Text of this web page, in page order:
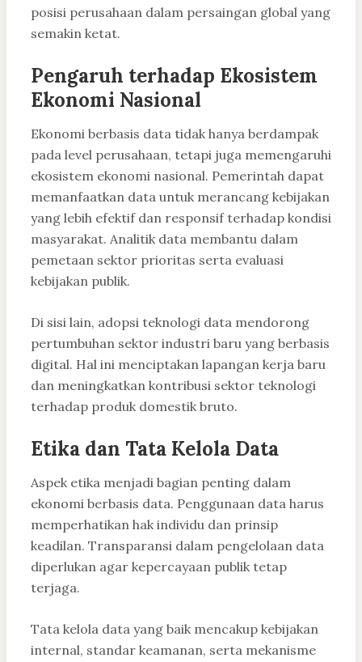
posisi perusahaan dalam persaingan global yang
semakin ketat.
Pengaruh terhadap Ekosistem
Ekonomi Nasional
Ekonomi berbasis data tidak hanya berdampak
pada level perusahaan, tetapi juga memengaruhi
ekosistem ekonomi nasional. Pemerintah dapat
memanfaatkan data untuk merancang kebijakan
yang lebih efektif dan responsif terhadap kondisi
masyarakat. Analitik data membantu dalam
pemetaan sektor prioritas serta evaluasi
kebijakan publik.
Di sisi lain, adopsi teknologi data mendorong
pertumbuhan sektor industri baru yang berbasis
digital. Hal ini menciptakan lapangan kerja baru
dan meningkatkan kontribusi sektor teknologi
terhadap produk domestik bruto.
Etika dan Tata Kelola Data
Aspek etika menjadi bagian penting dalam
ekonomi berbasis data. Penggunaan data harus
memperhatikan hak individu dan prinsip
keadilan. Transparansi dalam pengelolaan data
diperlukan agar kepercayaan publik tetap
terjaga.
Tata kelola data yang baik mencakup kebijakan
internal, standar keamanan, serta mekanisme